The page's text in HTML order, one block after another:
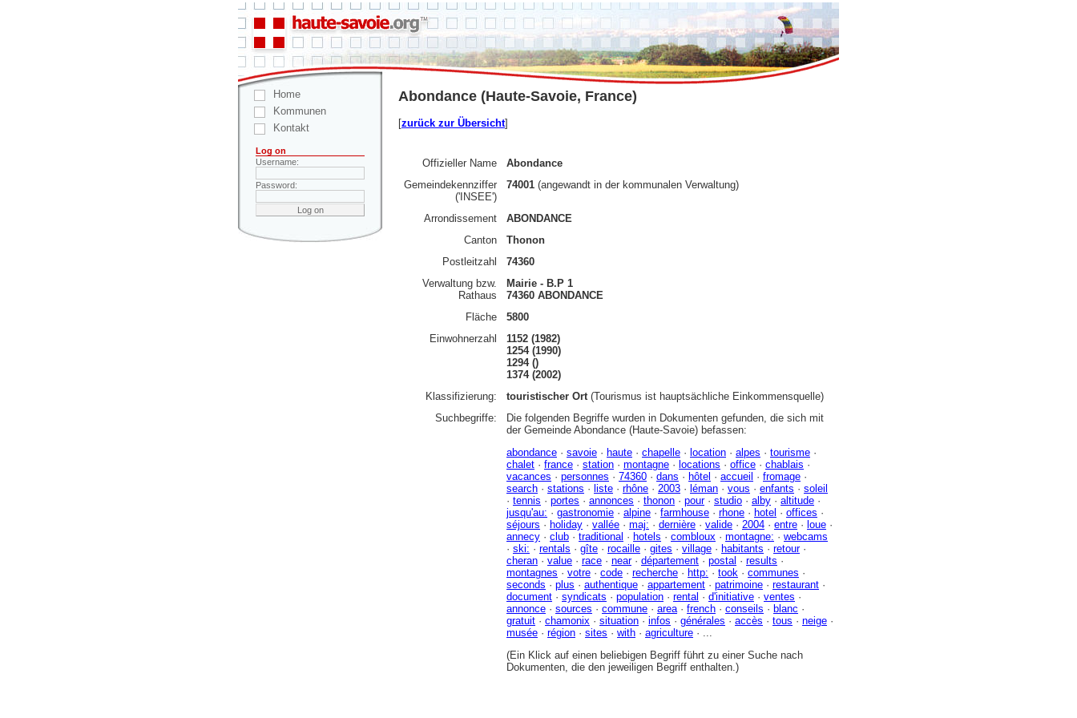
Home
Kommunen
Kontakt
Log on
Username:
Password:
Abondance (Haute-Savoie, France)
[zurück zur Übersicht]
Offizieller Name
Abondance
Gemeindekennziffer
('INSEE')
74001 (angewandt in der kommunalen Verwaltung)
Arrondissement
ABONDANCE
Canton
Thonon
Postleitzahl
74360
Verwaltung bzw.
Rathaus
Mairie - B.P 1
74360 ABONDANCE
Fläche
5800
Einwohnerzahl
1152 (1982)
1254 (1990)
1294 ()
1374 (2002)
Klassifizierung:
touristischer Ort (Tourismus ist hauptsächliche Einkommensquelle)
Suchbegriffe:
Die folgenden Begriffe wurden in Dokumenten gefunden, die sich mit
der Gemeinde Abondance (Haute-Savoie) befassen:
abondance · savoie · haute · chapelle · location · alpes · tourisme ·
chalet · france · station · montagne · locations · office · chablais ·
vacances · personnes · 74360 · dans · hôtel · accueil · fromage ·
search · stations · liste · rhône · 2003 · léman · vous · enfants · soleil
· tennis · portes · annonces · thonon · pour· studio · alby · altitude ·
jusqu'au: · gastronomie · alpine · farmhouse · rhone · hotel · offices ·
séjours · holiday · vallée · maj: · dernière · valide · 2004 · entre · loue ·
annecy · club · traditional · hotels · combloux · montagne: · webcams
· ski: · rentals · gîte · rocaille · gites · village · habitants · retour·
cheran · value · race · near· département · postal · results ·
montagnes · votre · code · recherche · http: · took · communes ·
seconds · plus · authentique · appartement · patrimoine · restaurant ·
document · syndicats · population · rental · d'initiative · ventes ·
annonce · sources · commune · area · french · conseils · blanc ·
gratuit · chamonix · situation · infos · générales · accès · tous · neige ·
musée · région · sites · with · agriculture · ...
(Ein Klick auf einen beliebigen Begriff führt zu einer Suche nach
Dokumenten, die den jeweiligen Begriff enthalten.)